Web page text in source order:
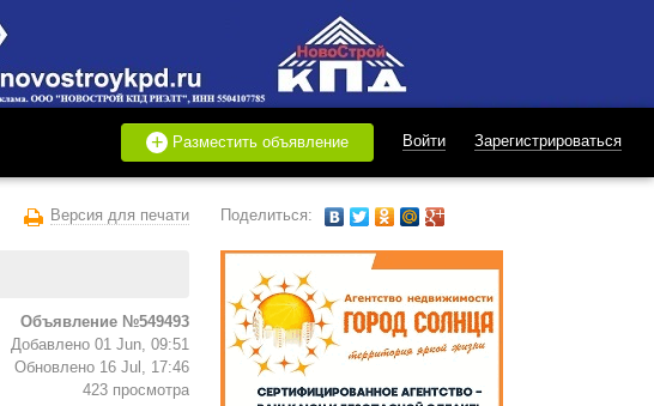
+ Разместить объявление Войти Зарегистрироваться
Версия для печати Поделиться:
Объявление №549493
Добавлено 01 Jun, 09:51
Обновлено 16 Jul, 17:46
423 просмотра